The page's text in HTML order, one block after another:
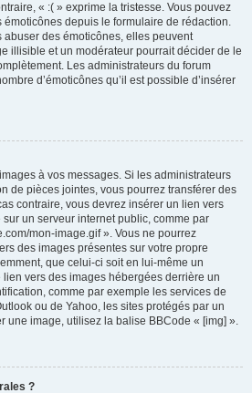
« :( » exprime la tristesse. Vous pouvez
depuis le formulaire de rédaction.
abuser des émoticônes, elles peuvent
illisible et un modérateur pourrait décider de le
Les administrateurs du forum
d’émoticônes qu’il est possible d’insérer
à vos messages. Si les administrateurs
de pièces jointes, vous pourrez transférer des
contraire, vous devrez insérer un lien vers
un serveur internet public, comme par
mon-image.gif ». Vous ne pourrez
des images présentes sur votre propre
que celui-ci soit en lui-même un
vers des images hébergées derrière un
comme par exemple les services de
ou de Yahoo, les sites protégés par un
une image, utilisez la balise BBCode « [img] ».
?